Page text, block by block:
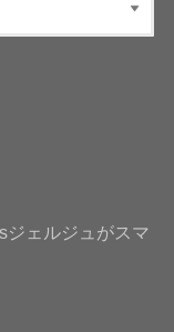
ジェルジュがスマ